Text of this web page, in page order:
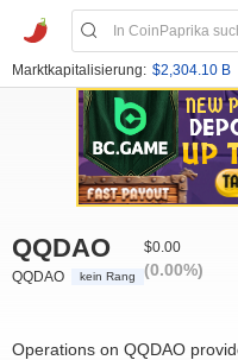
Marktkapitalisierung: $2,304.10 B
QQDAO
QQDAO kein Rang
$0.00
(0.00%)
Operations on QQDAO